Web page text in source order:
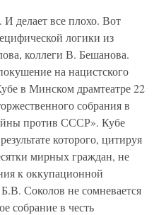
делает все плохо. Вот
логики из
коллеги В. Бешанова.
на нацистского
в Минском драмтеатре 22
собрания в
против СССР». Кубе
которого, цитируя
мирных граждан, не
к оккупационной
Соколов не сомневается
собрание в честь